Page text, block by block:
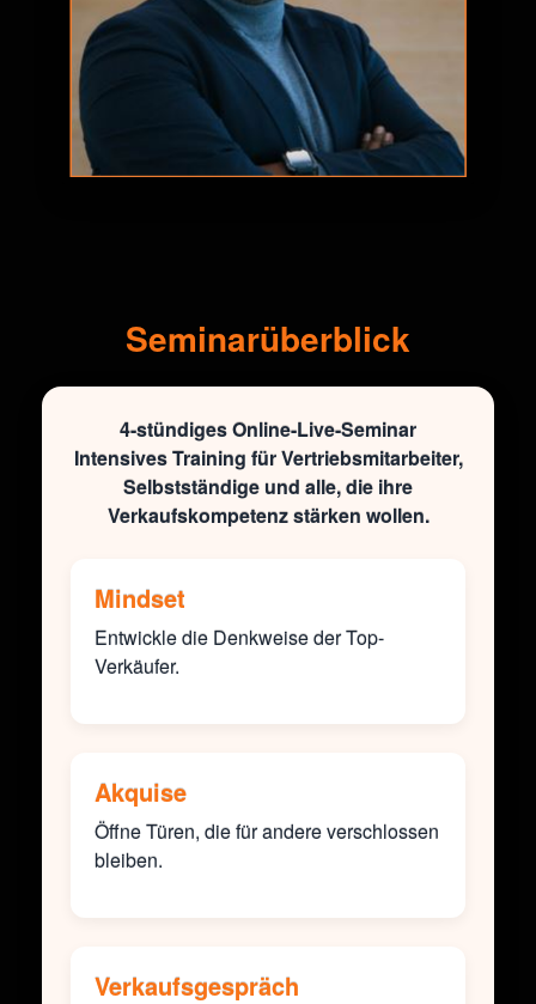
Seminarüberblick
4-stündiges Online-Live-Seminar
Intensives Training für Vertriebsmitarbeiter,
Selbstständige und alle, die ihre
Verkaufskompetenz stärken wollen.
Mindset
Entwickle die Denkweise der Top-
Verkäufer.
Akquise
Öffne Türen, die für andere verschlossen
bleiben.
Verkaufsgespräch